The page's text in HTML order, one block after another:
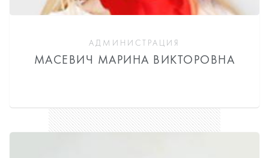
АДМИНИСТРАЦИЯ
МАСЕВИЧ МАРИНА ВИКТОРОВНА